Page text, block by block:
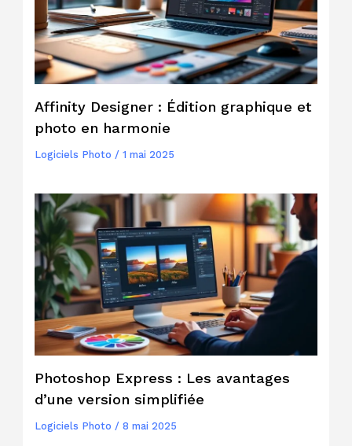
Affinity Designer : Édition graphique et
photo en harmonie
Logiciels Photo / 1 mai 2025
Photoshop Express : Les avantages
d’une version simplifiée
Logiciels Photo / 8 mai 2025